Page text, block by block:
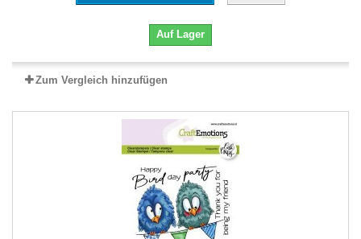
Auf Lager
Zum Vergleich hinzufügen